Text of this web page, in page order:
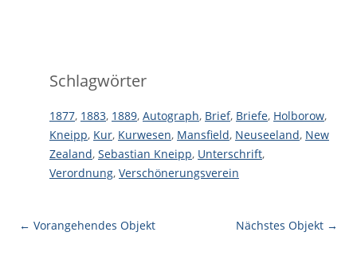
Schlagwörter
1877, 1883, 1889, Autograph, Brief, Briefe, Holborow,
Kneipp, Kur, Kurwesen, Mansfield, Neuseeland, New
Zealand, Sebastian Kneipp, Unterschrift,
Verordnung, Verschönerungsverein
← Vorangehendes Objekt Nächstes Objekt →